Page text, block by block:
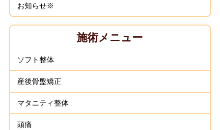
お知らせ※
施術メニュー
ソフト整体
産後骨盤矯正
マタニティ整体
頭痛